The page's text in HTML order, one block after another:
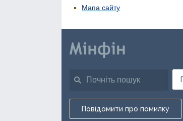
Мапа сайту
Повідомити про помилку